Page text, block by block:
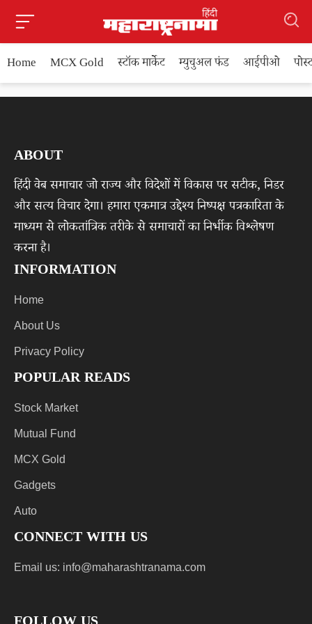
Home MCX Gold स्टॉक मार्केट म्युचुअल फंड आईपीओ
ABOUT
हिंदी वेब समाचार जो राज्य और विदेशों में विकास पर सटीक, निडर
और सत्य विचार देगा। हमारा एकमात्र उद्देश्य निष्पक्ष पत्रकारिता के
माध्यम से लोकतांत्रिक तरीके से समाचारों का निर्भीक विश्लेषण
करना है।
INFORMATION
Home
About Us
Privacy Policy
POPULAR READS
Stock Market
Mutual Fund
MCX Gold
Gadgets
Auto
CONNECT WITH US
Email us: info@maharashtranama.com